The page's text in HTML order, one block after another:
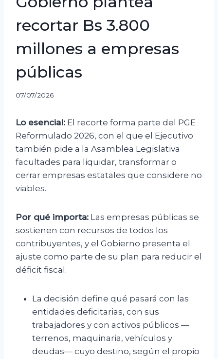
recortar Bs 3.800
millones a empresas
públicas
07/07/2026
Lo esencial: El recorte forma parte del PGE
Reformulado 2026, con el que el Ejecutivo
también pide a la Asamblea Legislativa
facultades para liquidar, transformar o
cerrar empresas estatales que considere no
viables.
Por qué importa: Las empresas públicas se
sostienen con recursos de todos los
contribuyentes, y el Gobierno presenta el
ajuste como parte de su plan para reducir el
déficit fiscal.
La decisión define qué pasará con las
entidades deficitarias, con sus
trabajadores y con activos públicos —
terrenos, maquinaria, vehículos y
deudas— cuyo destino, según el propio